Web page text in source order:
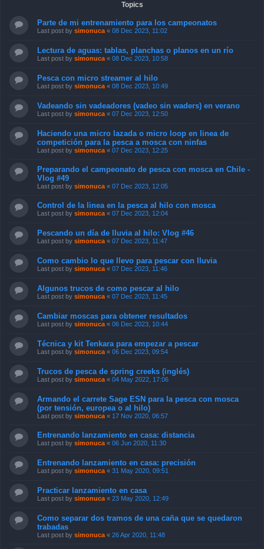
Topics
Parte de mi entrenamiento para los campeonatos
Last post by simonuca « 08 Dec 2023, 11:02
Lectura de aguas: tablas, planchas o planos en un río
Last post by simonuca « 08 Dec 2023, 10:58
Pesca con micro streamer al hilo
Last post by simonuca « 08 Dec 2023, 10:49
Vadeando sin vadeadores (vadeo sin waders) en verano
Last post by simonuca « 07 Dec 2023, 12:50
Haciendo una micro lazada o micro loop en linea de
competición para la pesca a mosca con ninfas
Last post by simonuca « 07 Dec 2023, 12:25
Preparando el campeonato de pesca con mosca en Chile -
Vlog #49
Last post by simonuca « 07 Dec 2023, 12:05
Control de la linea en la pesca al hilo con mosca
Last post by simonuca « 07 Dec 2023, 12:04
Pescando un día de lluvia al hilo: Vlog #46
Last post by simonuca « 07 Dec 2023, 11:47
Como cambio lo que llevo para pescar con lluvia
Last post by simonuca « 07 Dec 2023, 11:46
Algunos trucos de como pescar al hilo
Last post by simonuca « 07 Dec 2023, 11:45
Cambiar moscas para obtener resultados
Last post by simonuca « 06 Dec 2023, 10:44
Técnica y kit Tenkara para empezar a pescar
Last post by simonuca « 06 Dec 2023, 09:54
Trucos de pesca de spring creeks (inglés)
Last post by simonuca « 04 May 2022, 17:06
Armando el carrete Sage ESN para la pesca con mosca
(por tensión, europea o al hilo)
Last post by simonuca « 17 Nov 2020, 06:57
Entrenando lanzamiento en casa: distancia
Last post by simonuca « 06 Jun 2020, 11:30
Entrenando lanzamiento en casa: precisión
Last post by simonuca « 31 May 2020, 09:51
Practicar lanzamiento en casa
Last post by simonuca « 23 May 2020, 12:49
Como separar dos tramos de una caña que se quedaron
trabadas
Last post by simonuca « 26 Apr 2020, 11:48